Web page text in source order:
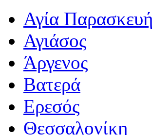
Αγία Παρασκευή
Αγιάσος
Άργενος
Βατερά
Ερεσός
Θεσσαλονίκη